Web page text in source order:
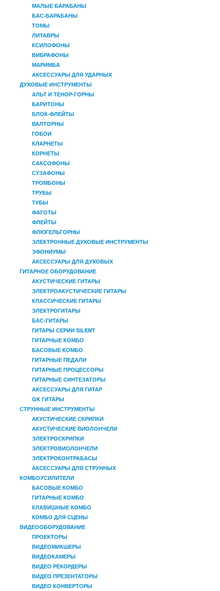
МАЛЫЕ БАРАБАНЫ
БАС-БАРАБАНЫ
ТОМЫ
ЛИТАВРЫ
КСИЛОФОНЫ
ВИБРАФОНЫ
МАРИМБА
АКСЕССУАРЫ ДЛЯ УДАРНЫХ
ДУХОВЫЕ ИНСТРУМЕНТЫ
АЛЬТ И ТЕНОР-ГОРНЫ
БАРИТОНЫ
БЛОК-ФЛЕЙТЫ
ВАЛТОРНЫ
ГОБОИ
КЛАРНЕТЫ
КОРНЕТЫ
САКСОФОНЫ
СУЗАФОНЫ
ТРОМБОНЫ
ТРУБЫ
ТУБЫ
ФАГОТЫ
ФЛЕЙТЫ
ФЛЮГЕЛЬГОРНЫ
ЭЛЕКТРОННЫЕ ДУХОВЫЕ ИНСТРУМЕНТЫ
ЭФОНИУМЫ
АКСЕССУАРЫ ДЛЯ ДУХОВЫХ
ГИТАРНОЕ ОБОРУДОВАНИЕ
АКУСТИЧЕСКИЕ ГИТАРЫ
ЭЛЕКТРОАКУСТИЧЕСКИЕ ГИТАРЫ
КЛАССИЧЕСКИЕ ГИТАРЫ
ЭЛЕКТРОГИТАРЫ
БАС-ГИТАРЫ
ГИТАРЫ СЕРИИ SILENT
ГИТАРНЫЕ КОМБО
БАСОВЫЕ КОМБО
ГИТАРНЫЕ ПЕДАЛИ
ГИТАРНЫЕ ПРОЦЕССОРЫ
ГИТАРНЫЕ СИНТЕЗАТОРЫ
АКСЕССУАРЫ ДЛЯ ГИТАР
GK ГИТАРЫ
СТРУННЫЕ ИНСТРУМЕНТЫ
АКУСТИЧЕСКИЕ СКРИПКИ
АКУСТИЧЕСКИЕ ВИОЛОНЧЕЛИ
ЭЛЕКТРОСКРИПКИ
ЭЛЕКТРОВИОЛОНЧЕЛИ
ЭЛЕКТРОКОНТРАБАСЫ
АКСЕССУАРЫ ДЛЯ СТРУННЫХ
КОМБОУСИЛИТЕЛИ
БАСОВЫЕ КОМБО
ГИТАРНЫЕ КОМБО
КЛАВИШНЫЕ КОМБО
КОМБО ДЛЯ СЦЕНЫ
ВИДЕООБОРУДОВАНИЕ
ПРОЕКТОРЫ
ВИДЕОМИКШЕРЫ
ВИДЕОКАМЕРЫ
ВИДЕО РЕКОРДЕРЫ
ВИДЕО ПРЕЗЕНТАТОРЫ
ВИДЕО КОНВЕРТОРЫ